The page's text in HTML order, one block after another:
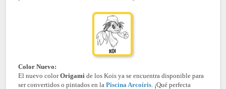
Color Nuevo:
El nuevo colorOrigami de los Kois ya se encuentra disponible para
ser convertidos o pintados en la Piscina Arcoíris . ¡Qué perfecta